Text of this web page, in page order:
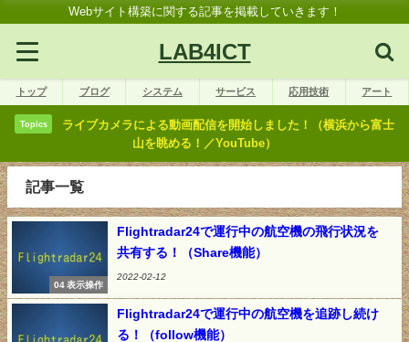
Webサイト構築に関する記事を掲載していきます！
LAB4ICT
トップ ブログ システム サービス 応用技術 アート
Topics
ライブカメラによる動画配信を開始しました！（横浜から富士
山を眺める！／YouTube）
記事一覧
04 表示操作
Flightradar24で運行中の航空機の飛行状況を
共有する！（Share機能）
2022-02-12
Flightradar24で運行中の航空機を追跡し続け
る！（follow機能）